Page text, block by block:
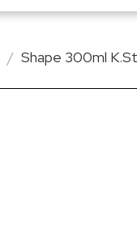
Shape 300ml